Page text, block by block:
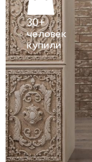
30+
человек
купили